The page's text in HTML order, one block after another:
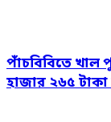
পাঁচবিবিতে খাল
হাজার ২৬৫ টাকা